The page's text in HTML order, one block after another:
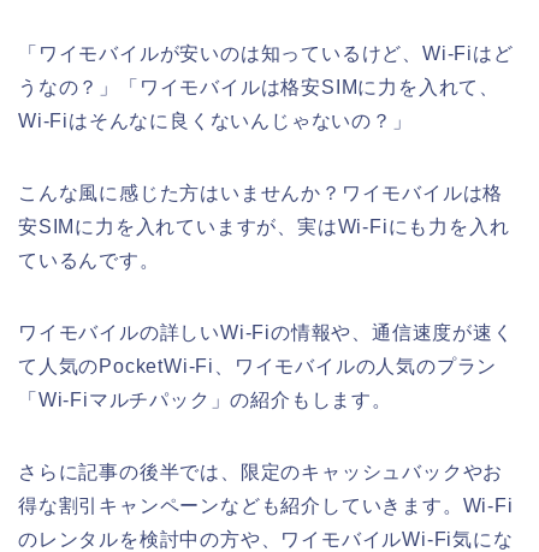
「ワイモバイルが安いのは知っているけど、Wi-Fiはど
うなの？」「ワイモバイルは格安SIMに力を入れて、
Wi-Fiはそんなに良くないんじゃないの？」
こんな風に感じた方はいませんか？ワイモバイルは格
安SIMに力を入れていますが、実はWi-Fiにも力を入れ
ているんです。
ワイモバイルの詳しいWi-Fiの情報や、通信速度が速く
て人気のPocketWi-Fi、ワイモバイルの人気のプラン
「Wi-Fiマルチパック」の紹介もします。
さらに記事の後半では、限定のキャッシュバックやお
得な割引キャンペーンなども紹介していきます。Wi-Fi
のレンタルを検討中の方や、ワイモバイルWi-Fi気にな